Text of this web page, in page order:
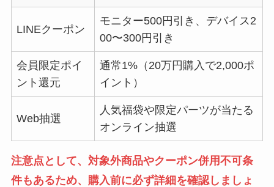
LINEクーポン
モニター500円引き、デバイス2
00〜300円引き
会員限定ポイ
ント還元
通常1%（20万円購入で2,000ポ
イント）
Web抽選
人気福袋や限定パーツが当たる
オンライン抽選
注意点として、対象外商品やクーポン併用不可条
件もあるため、購入前に必ず詳細を確認しましょ